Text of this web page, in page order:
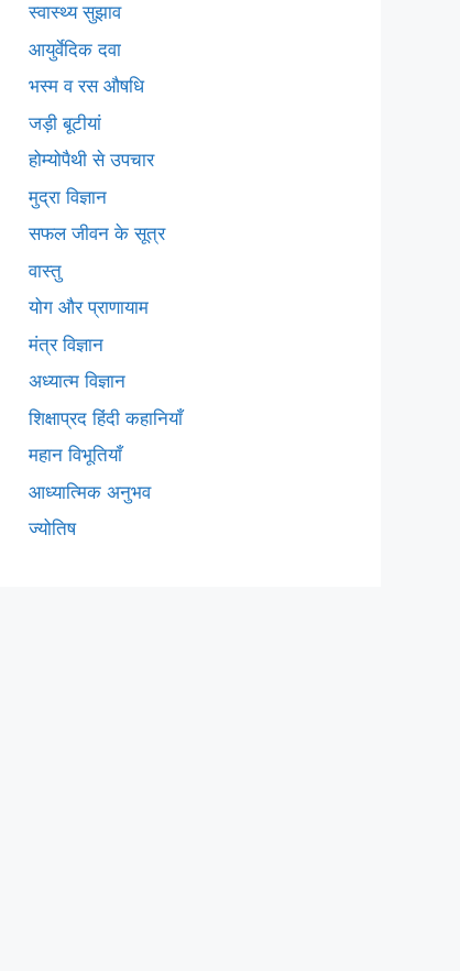
स्वास्थ्य सुझाव
आयुर्वेदिक दवा
भस्म व रस औषधि
जड़ी बूटीयां
होम्योपैथी से उपचार
मुद्रा विज्ञान
सफल जीवन के सूत्र
वास्तु
योग और प्राणायाम
मंत्र विज्ञान
अध्यात्म विज्ञान
शिक्षाप्रद हिंदी कहानियाँ
महान विभूतियाँ
आध्यात्मिक अनुभव
ज्योतिष